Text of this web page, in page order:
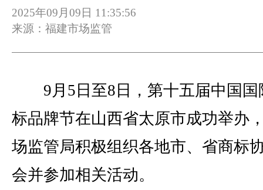
2025年09月09日 11:35:56
来源：福建市场监管
9月5日至8日，第十五届中国国
标品牌节在山西省太原市成功举办
场监管局积极组织各地市、省商标
会并参加相关活动。